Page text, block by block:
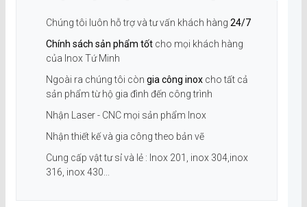
Chúng tôi luôn hỗ trợ và tư vấn khách hàng 24/7
Chính sách sản phẩm tốt cho mọi khách hàng
của Inox Tứ Minh
Ngoài ra chúng tôi còn gia công inox cho tất cả
sản phẩm từ hộ gia đình đến công trình
Nhận Laser - CNC mọi sản phẩm Inox
Nhận thiết kế và gia công theo bản vẽ
Cung cấp vật tư sỉ và lẻ : Inox 201, inox 304,inox
316, inox 430...